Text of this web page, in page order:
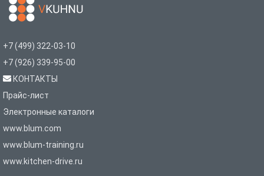
+7 (499) 322-03-10
+7 (926) 339-95-00
КОНТАКТЫ
Прайс-лист
Электронные каталоги
www.blum.com
www.blum-training.ru
www.kitchen-drive.ru